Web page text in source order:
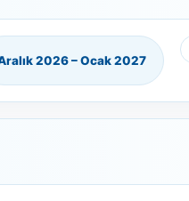
2026 – Ocak 2027